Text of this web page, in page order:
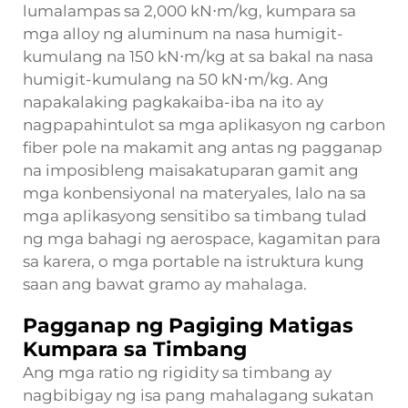
lumalampas sa 2,000 kN⋅m/kg, kumpara sa
mga alloy ng aluminum na nasa humigit-
kumulang na 150 kN⋅m/kg at sa bakal na nasa
humigit-kumulang na 50 kN⋅m/kg. Ang
napakalaking pagkakaiba-iba na ito ay
nagpapahintulot sa mga aplikasyon ng carbon
fiber pole na makamit ang antas ng pagganap
na imposibleng maisakatuparan gamit ang
mga konbensiyonal na materyales, lalo na sa
mga aplikasyong sensitibo sa timbang tulad
ng mga bahagi ng aerospace, kagamitan para
sa karera, o mga portable na istruktura kung
saan ang bawat gramo ay mahalaga.
Pagganap ng Pagiging Matigas
Kumpara sa Timbang
Ang mga ratio ng rigidity sa timbang ay
nagbibigay ng isa pang mahalagang sukatan